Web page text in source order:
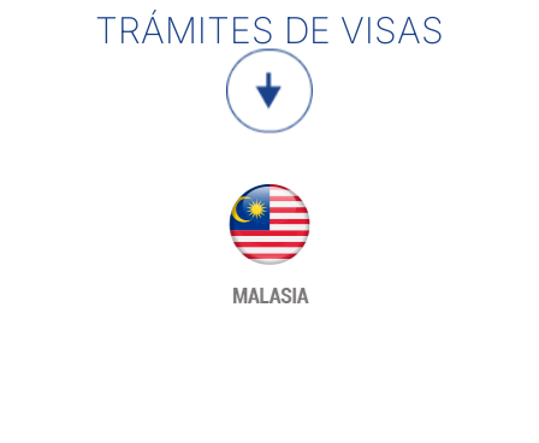
TRÁMITES DE VISAS